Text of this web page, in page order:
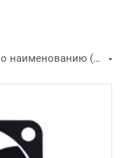
По наименованию (А-Я)